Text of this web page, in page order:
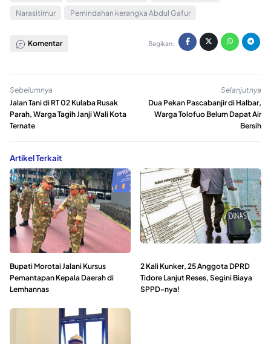
Narasitimur Pemindahan kerangka Abdul Gafur
Komentar Bagikan:
Sebelumnya
Jalan Tani di RT 02 Kulaba Rusak
Parah, Warga Tagih Janji Wali Kota
Ternate
Selanjutnya
Dua Pekan Pascabanjir di Halbar,
Warga Tolofuo Belum Dapat Air
Bersih
Artikel Terkait
Bupati Morotai Jalani Kursus
Pemantapan Kepala Daerah di
Lemhannas
2 Kali Kunker, 25 Anggota DPRD
Tidore Lanjut Reses, Segini Biaya
SPPD-nya!